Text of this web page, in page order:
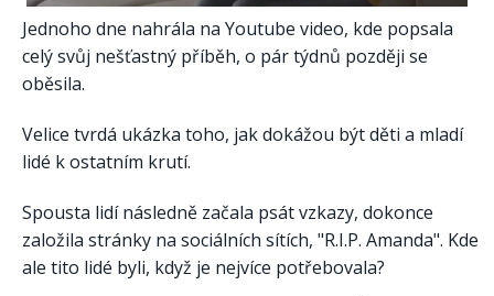
Jednoho dne nahrála na Youtube video, kde popsala
celý svůj nešťastný příběh, o pár týdnů později se
oběsila.
Velice tvrdá ukázka toho, jak dokážou být děti a mladí
lidé k ostatním krutí.
Spousta lidí následně začala psát vzkazy, dokonce
založila stránky na sociálních sítích, "R.I.P. Amanda". Kde
ale tito lidé byli, když je nejvíce potřebovala?